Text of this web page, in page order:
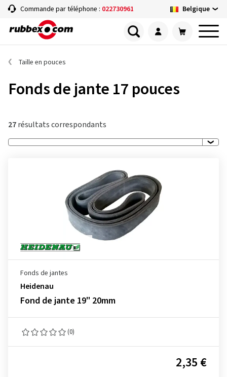
Commande par téléphone : 022730961 Belgique
Taille en pouces
Fonds de jante 17 pouces
27résultats correspondants
Fonds de jantes
Heidenau
Fond de jante 19" 20mm
(0)
2,35 €